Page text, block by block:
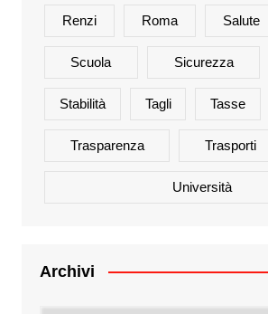
Renzi Roma Salute
Scuola Sicurezza
Stabilità Tagli Tasse
Trasparenza Trasporti
Università
Archivi